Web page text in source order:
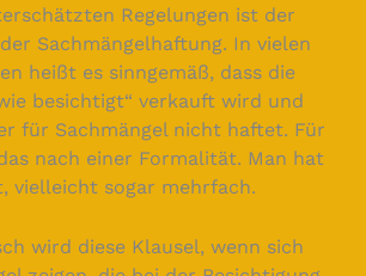
Regelungen ist der
Sachmängelhaftung. In vielen
heißt es sinngemäß, dass die
besichtigt“ verkauft wird und
für Sachmängel nicht haftet. Für
nach einer Formalität. Man hat
vielleicht sogar mehrfach.
wird diese Klausel, wenn sich